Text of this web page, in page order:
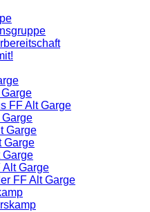
FF Alt Garge
Garge
Garge
Garge
Alt Garge
FF Alt Garge